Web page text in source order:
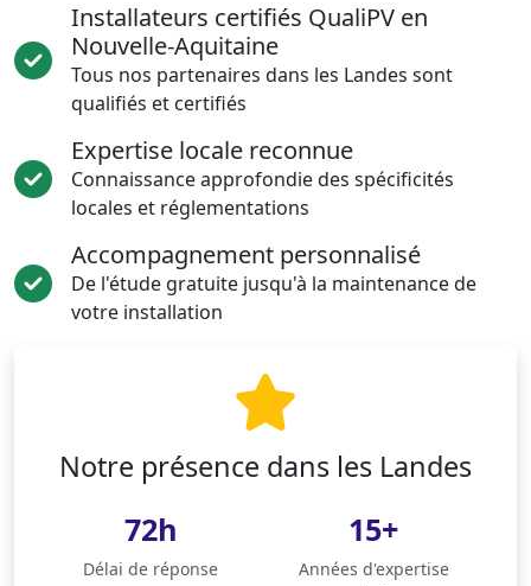
Installateurs certifiés QualiPV en
Nouvelle-Aquitaine
Tous nos partenaires dans les Landes sont
qualifiés et certifiés
Expertise locale reconnue
Connaissance approfondie des spécificités
locales et réglementations
Accompagnement personnalisé
De l'étude gratuite jusqu'à la maintenance de
votre installation
Notre présence dans les Landes
72h
Délai de réponse
15+
Années d'expertise